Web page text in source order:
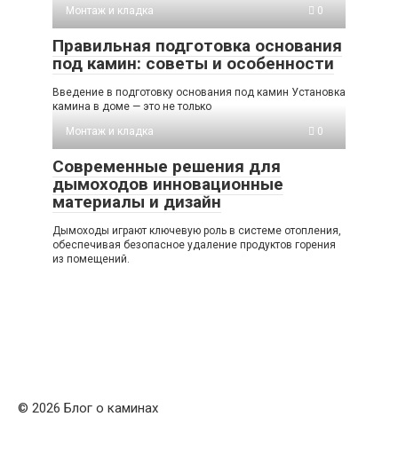
Монтаж и кладка
0
Правильная подготовка основания
под камин: советы и особенности
Введение в подготовку основания под камин Установка
камина в доме — это не только
Монтаж и кладка
0
Современные решения для
дымоходов инновационные
материалы и дизайн
Дымоходы играют ключевую роль в системе отопления,
обеспечивая безопасное удаление продуктов горения
из помещений.
© 2026 Блог о каминах